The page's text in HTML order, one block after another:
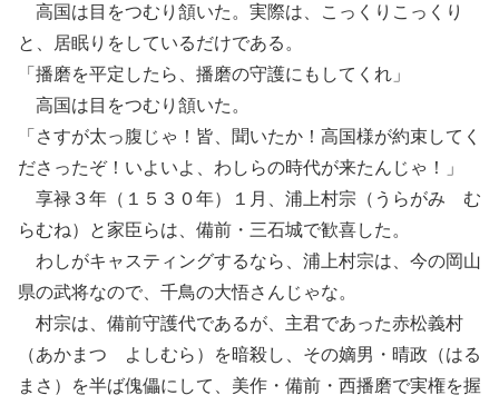
高国は目をつむり頷いた。実際は、こっくりこっくり
と、居眠りをしているだけである。
「播磨を平定したら、播磨の守護にもしてくれ」
高国は目をつむり頷いた。
「さすが太っ腹じゃ！皆、聞いたか！高国様が約束してく
ださったぞ！いよいよ、わしらの時代が来たんじゃ！」
享禄３年（１５３０年）１月、浦上村宗（うらがみ む
らむね）と家臣らは、備前・三石城で歓喜した。
わしがキャスティングするなら、浦上村宗は、今の岡山
県の武将なので、千鳥の大悟さんじゃな。
村宗は、備前守護代であるが、主君であった赤松義村
（あかまつ よしむら）を暗殺し、その嫡男・晴政（はる
まさ）を半ば傀儡にして、美作・備前・西播磨で実権を握